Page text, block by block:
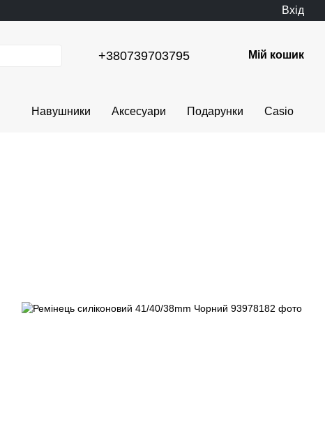
Вхід
+380739703795 Мій кошик
Навушники Аксесуари Подарунки Casio